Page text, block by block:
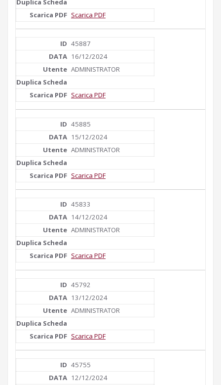
Scarica PDF
45887
16/12/2024
ADMINISTRATOR
Scarica PDF
45885
15/12/2024
ADMINISTRATOR
Scarica PDF
45833
14/12/2024
ADMINISTRATOR
Scarica PDF
45792
13/12/2024
ADMINISTRATOR
Scarica PDF
45755
12/12/2024